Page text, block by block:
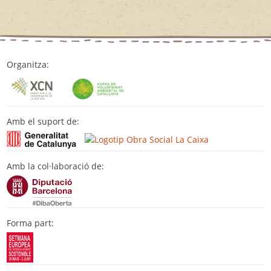
Organitza:
Amb el suport de:
Amb la col·laboració de:
Forma part: